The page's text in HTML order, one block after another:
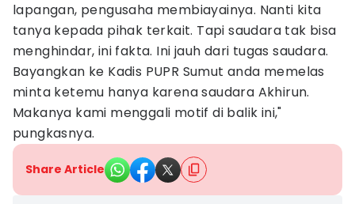
lapangan, pengusaha membiayainya. Nanti kita
tanya kepada pihak terkait. Tapi saudara tak bisa
menghindar, ini fakta. Ini jauh dari tugas saudara.
Bayangkan ke Kadis PUPR Sumut anda memelas
minta ketemu hanya karena saudara Akhirun.
Makanya kami menggali motif di balik ini,"
pungkasnya.
Share Article